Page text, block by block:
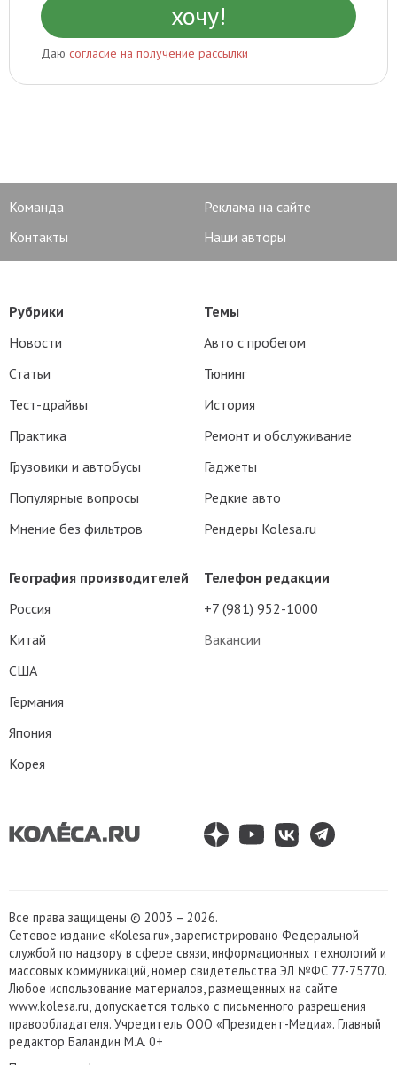
Даю согласие на получение рассылки
Команда
Реклама на сайте
Контакты
Наши авторы
Телефон редакции
+7 (981) 952-1000
Вакансии
Рубрики
Новости
Статьи
Тест-драйвы
Практика
Грузовики и автобусы
Популярные вопросы
Мнение без фильтров
Темы
Авто с пробегом
Тюнинг
История
Ремонт и обслуживание
Гаджеты
Редкие авто
Рендеры Kolesa.ru
География производителей
Россия
Китай
США
Германия
Япония
Корея
Все права защищены © 2003 – 2026.
Сетевое издание «Kolesa.ru», зарегистрировано Федеральной
службой по надзору в сфере связи, информационных технологий и
массовых коммуникаций, номер свидетельства ЭЛ №ФС 77-75770.
Любое использование материалов, размещенных на сайте
www.kolesa.ru, допускается только с письменного разрешения
правообладателя. Учредитель ООО «Президент-Медиа». Главный
редактор Баландин М.А. 0+